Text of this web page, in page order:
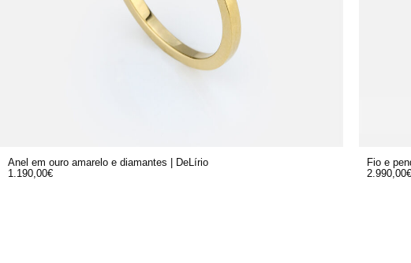
Anel em ouro amarelo e diamantes | DeLírio
1.190,00€
Fio e
2.990,00€